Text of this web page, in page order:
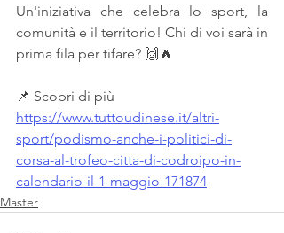
Un'iniziativa che celebra lo sport, la
comunità e il territorio! Chi di voi sarà in
prima fila per tifare? 🙌🔥
📌 Scopri di più
https://www.tuttoudinese.it/altri-
sport/podismo-anche-i-politici-di-
corsa-al-trofeo-citta-di-codroipo-in-
calendario-il-1-maggio-171874
Master